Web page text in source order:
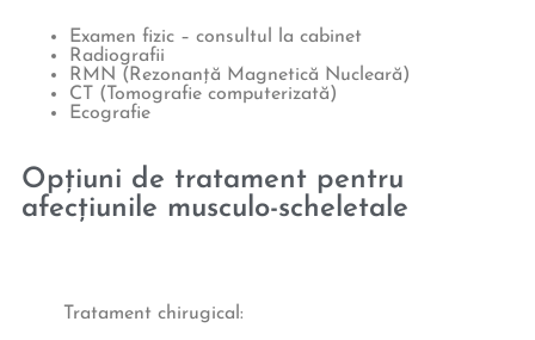
Examen fizic – consultul la cabinet
Radiografii
RMN (Rezonanță Magnetică Nucleară)
CT (Tomografie computerizată)
Ecografie
Opțiuni de tratament pentru
afecțiunile musculo-scheletale
Tratament chirugical: